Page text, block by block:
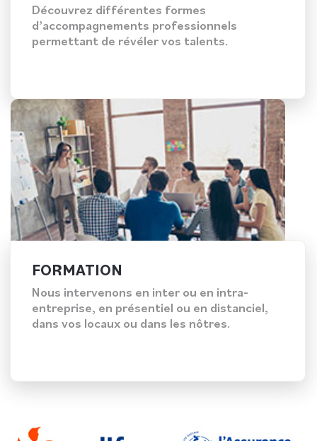
Découvrez différentes formes
d’accompagnements professionnels
permettant de révéler vos talents.
FORMATION
Nous intervenons en inter ou en intra-
entreprise, en présentiel ou en distanciel,
dans vos locaux ou dans les nôtres.